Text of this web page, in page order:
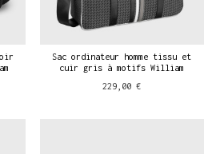
Sac ordinateur homme tissu et
cuir gris à motifs William
229,00 €